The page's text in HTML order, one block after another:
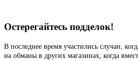
Остерегайтесь подделок!
В последнее время участились случаи,
на обманы в других магазинах, когда